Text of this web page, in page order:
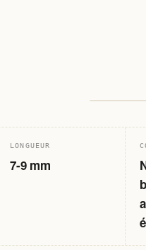
LONGUEUR
7-9 mm